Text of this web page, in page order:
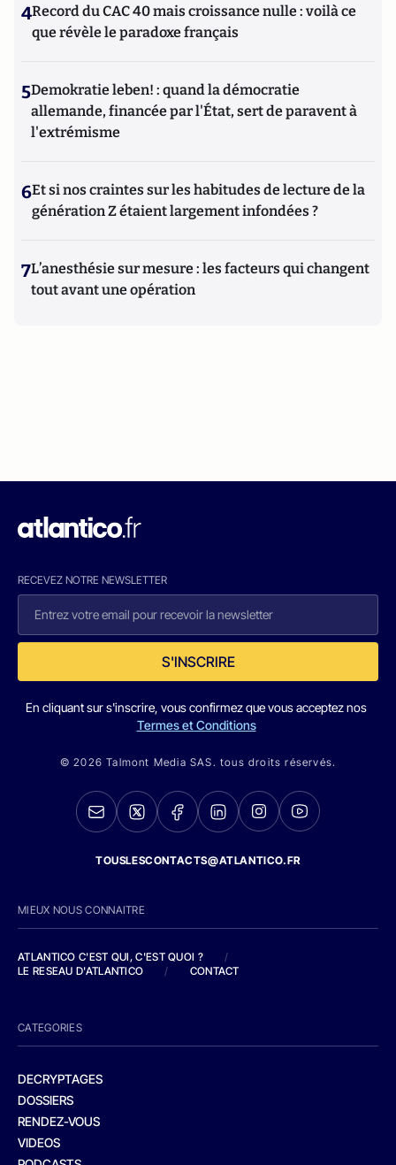
4Record du CAC 40 mais croissance nulle : voilà ce
que révèle le paradoxe français
5Demokratie leben! : quand la démocratie
allemande, financée par l'État, sert de paravent à
l'extrémisme
6Et si nos craintes sur les habitudes de lecture de la
génération Z étaient largement infondées ?
7L’anesthésie sur mesure : les facteurs qui changent
tout avant une opération
RECEVEZ NOTRE NEWSLETTER
S'INSCRIRE
En cliquant sur s'inscrire, vous confirmez que vous acceptez nos
Termes et Conditions
© 2026 Talmont Media SAS. tous droits réservés.
TOUSLESCONTACTS@ATLANTICO.FR
MIEUX NOUS CONNAITRE
ATLANTICO C'EST QUI, C'EST QUOI ?
/
LE RESEAU D'ATLANTICO
/ CONTACT
CATEGORIES
DECRYPTAGES
DOSSIERS
RENDEZ-VOUS
VIDEOS